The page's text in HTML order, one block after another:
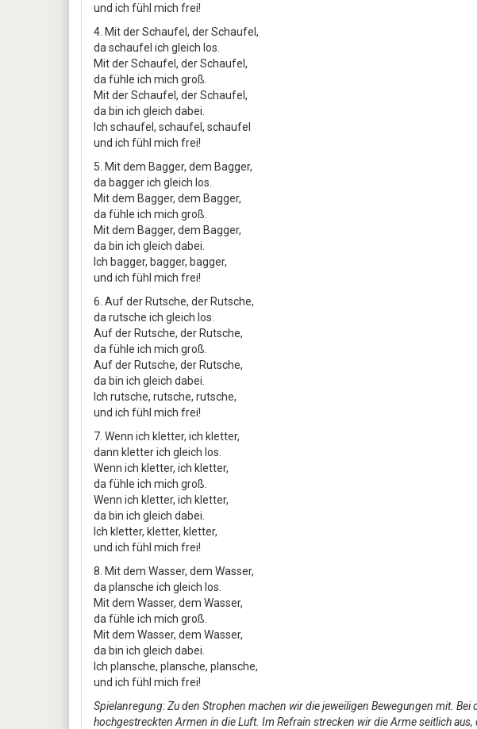
und ich fühl mich frei!
4. Mit der Schaufel, der Schaufel,
da schaufel ich gleich los.
Mit der Schaufel, der Schaufel,
da fühle ich mich groß.
Mit der Schaufel, der Schaufel,
da bin ich gleich dabei.
Ich schaufel, schaufel, schaufel
und ich fühl mich frei!
5. Mit dem Bagger, dem Bagger,
da bagger ich gleich los.
Mit dem Bagger, dem Bagger,
da fühle ich mich groß.
Mit dem Bagger, dem Bagger,
da bin ich gleich dabei.
Ich bagger, bagger, bagger,
und ich fühl mich frei!
6. Auf der Rutsche, der Rutsche,
da rutsche ich gleich los.
Auf der Rutsche, der Rutsche,
da fühle ich mich groß.
Auf der Rutsche, der Rutsche,
da bin ich gleich dabei.
Ich rutsche, rutsche, rutsche,
und ich fühl mich frei!
7. Wenn ich kletter, ich kletter,
dann kletter ich gleich los.
Wenn ich kletter, ich kletter,
da fühle ich mich groß.
Wenn ich kletter, ich kletter,
da bin ich gleich dabei.
Ich kletter, kletter, kletter,
und ich fühl mich frei!
8. Mit dem Wasser, dem Wasser,
da plansche ich gleich los.
Mit dem Wasser, dem Wasser,
da fühle ich mich groß.
Mit dem Wasser, dem Wasser,
da bin ich gleich dabei.
Ich plansche, plansche, plansche,
und ich fühl mich frei!
Spielanregung: Zu den Strophen machen wir die jeweiligen Bewegungen mit.
hochgestreckten Armen in die Luft. Im Refrain strecken wir die Arme seitlich